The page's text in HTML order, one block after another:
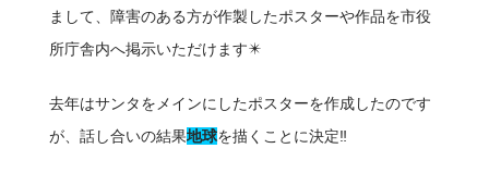
まして、障害のある方が作製したポスターや作品を市役
所庁舎内へ掲示いただけます✴️
去年はサンタをメインにしたポスターを作成したのです
が、話し合いの結果地球を描くことに決定‼️